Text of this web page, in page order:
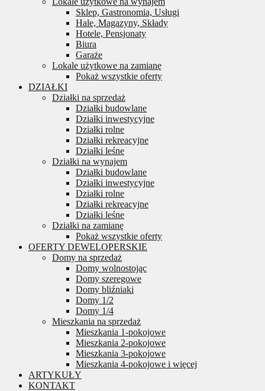
Sklep, Gastronomia, Usługi
Hale, Magazyny, Składy
Hotele, Pensjonaty
Biura
Garaże
Lokale użytkowe na zamianę
Pokaż wszystkie oferty
DZIAŁKI
Działki na sprzedaż
Działki budowlane
Działki inwestycyjne
Działki rolne
Działki rekreacyjne
Działki leśne
Działki na wynajem
Działki budowlane
Działki inwestycyjne
Działki rolne
Działki rekreacyjne
Działki leśne
Działki na zamianę
Pokaż wszystkie oferty
OFERTY DEWELOPERSKIE
Domy na sprzedaż
Domy wolnostojąc
Domy szeregowe
Domy bliźniaki
Domy 1/2
Domy 1/4
Mieszkania na sprzedaż
Mieszkania 1-pokojowe
Mieszkania 2-pokojowe
Mieszkania 3-pokojowe
Mieszkania 4-pokojowe i więcej
ARTYKUŁY
KONTAKT